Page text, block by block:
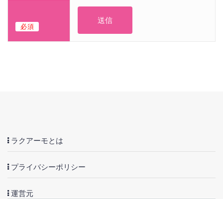
必須
ラクアーモとは
プライバシーポリシー
運営元